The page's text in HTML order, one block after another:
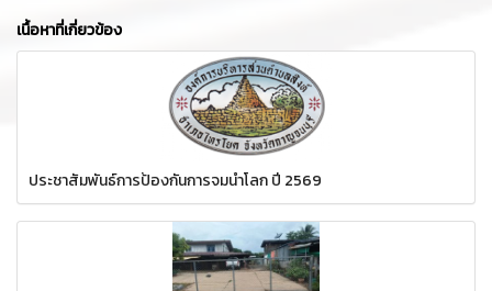
เนื้อหาที่เกี่ยวข้อง
ประชาสัมพันธ์การป้องกันการจมน้ำโลก ปี 2569